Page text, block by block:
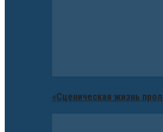
«Сценическая жизнь